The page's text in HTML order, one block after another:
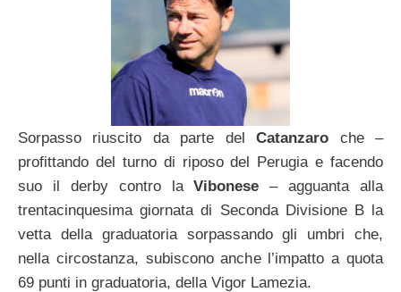
Sorpasso riuscito da parte delCatanzaro che –
profittando del turno di riposo del Perugia e facendo
suo il derby contro laVibonese – agguanta alla
trentacinquesima giornata di Seconda Divisione B la
vetta della graduatoria sorpassando gli umbri che,
nella circostanza, subiscono anche l’impatto a quota
69 punti in graduatoria, della Vigor Lamezia.